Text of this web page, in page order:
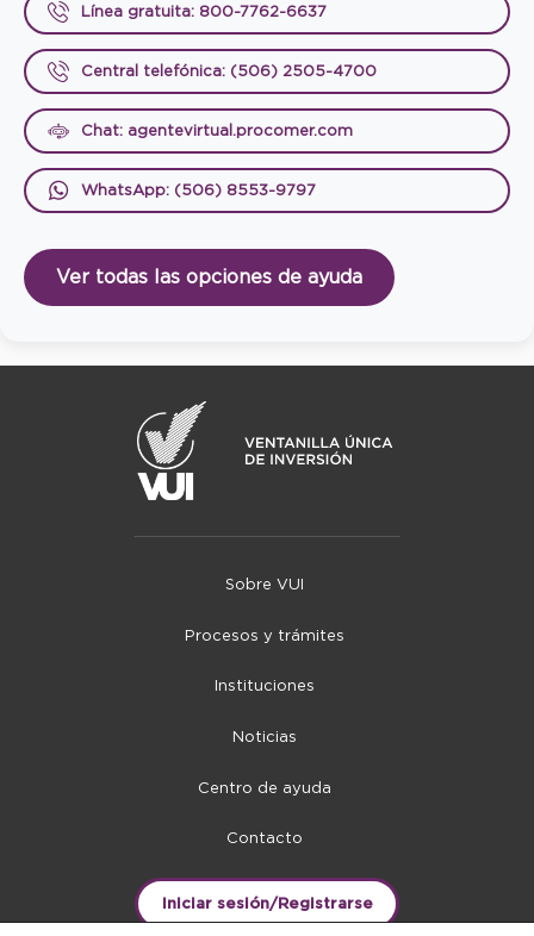
Línea gratuita: 800-7762-6637
Central telefónica: (506) 2505-4700
Chat: agentevirtual.procomer.com
WhatsApp: (506) 8553-9797
Ver todas las opciones de ayuda
Sobre VUI
Procesos y trámites
Instituciones
Noticias
Centro de ayuda
Contacto
Iniciar sesión/Registrarse